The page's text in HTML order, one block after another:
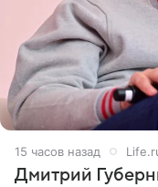
15 часов назад
Дмитрий